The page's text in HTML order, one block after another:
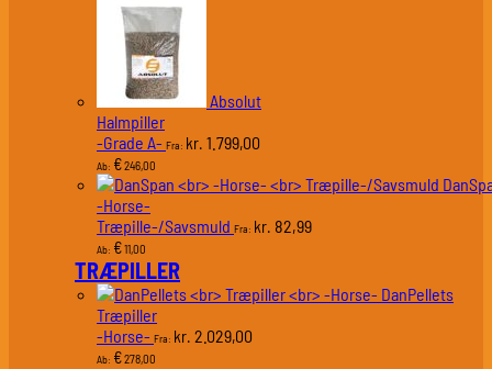
Absolut
Halmpiller
-Grade A- Fra: kr. 1.799,00
Ab: €246,00
-Horse-
Træpille-/Savsmuld Fra: kr. 82,99
Ab: €11,00
TRÆPILLER
DanPellets
Træpiller
-Horse- Fra: kr. 2.029,00
Ab: €278,00